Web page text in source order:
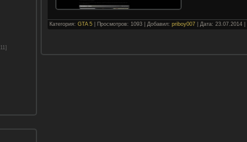
[11]
Категория: GTA 5| Просмотров: 1093 | Добавил: priboy007| Дата: 23.07.2014|